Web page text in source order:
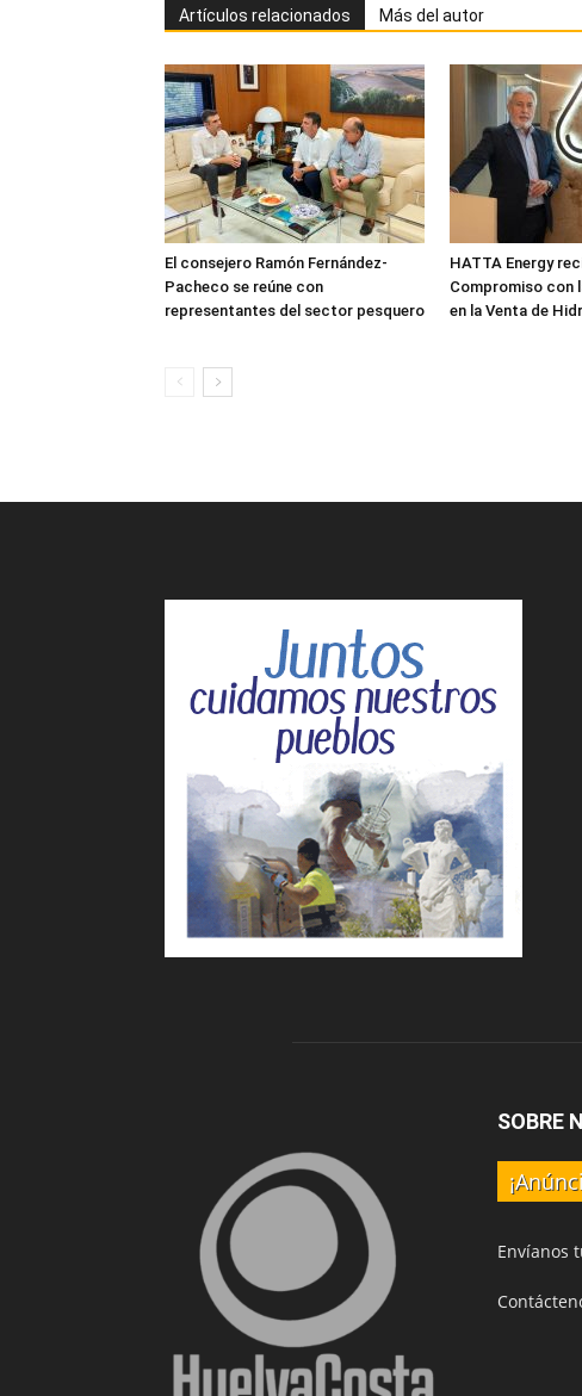
Artículos relacionados Más del autor
El consejero Ramón Fernández-
Pacheco se reúne con
representantes del sector pesquero
HATTA Energy
Compromiso con
en la Venta de
SOBRE
Envíanos